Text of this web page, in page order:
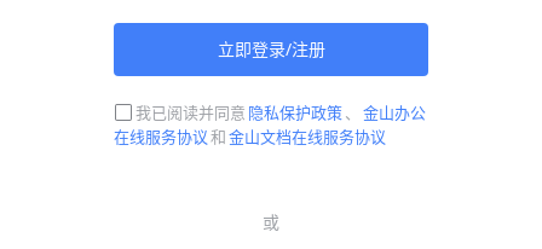
立即登录/注册
我已阅读并同意 隐私保护政策、
金山办公
在线服务协议和金山文档在线服务协议
或